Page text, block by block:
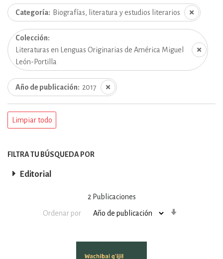
2 Publicaciones
Ordenar por
Categoría Biografías, literatura y estudios literarios
Colección
Literaturas en Lenguas Originarias de América Miguel
León-Portilla
Año de publicación 2017
Limpiar todo
FILTRA TU BÚSQUEDA POR
Editorial